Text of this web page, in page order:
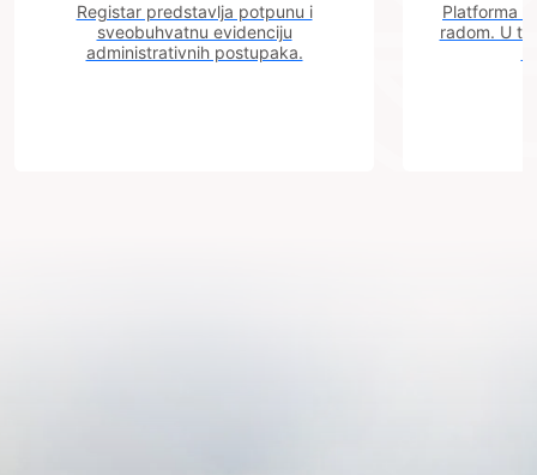
Registar predstavlja potpunu i
sveobuhvatnu evidenciju
administrativnih postupaka.
Platforma
radom. U